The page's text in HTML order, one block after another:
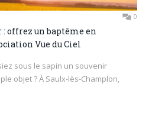
0
offrez un baptême en
Vue du Ciel
sous le sapin un souvenir
objet ? À Saulx-lès-Champlon,